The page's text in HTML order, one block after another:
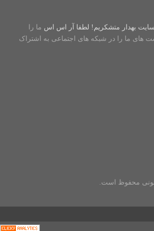
بهدار متشکریم! لطفا آر اس اس ما را
های ما را در شبکه های اجتماعی به اشتراک